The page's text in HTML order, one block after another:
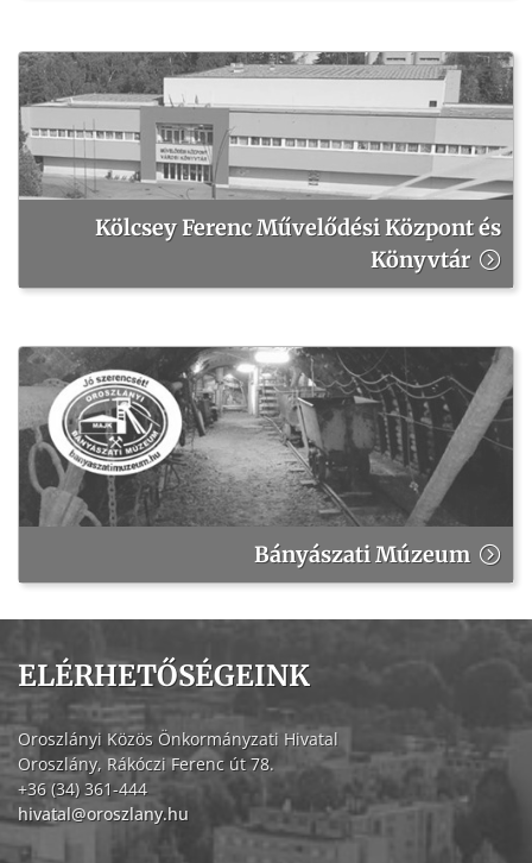
Kölcsey Ferenc Művelődési Központ és
Könyvtár
Bányászati Múzeum
ELÉRHETŐSÉGEINK
Oroszlányi Közös Önkormányzati Hivatal
Oroszlány, Rákóczi Ferenc út 78.
+36 (34) 361-444
hivatal@oroszlany.hu